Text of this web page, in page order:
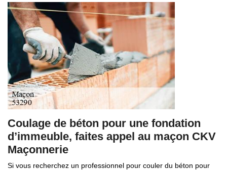
Coulage de béton pour une fondation
d’immeuble, faites appel au maçon CKV
Maçonnerie
Si vous recherchez un professionnel pour couler du béton pour